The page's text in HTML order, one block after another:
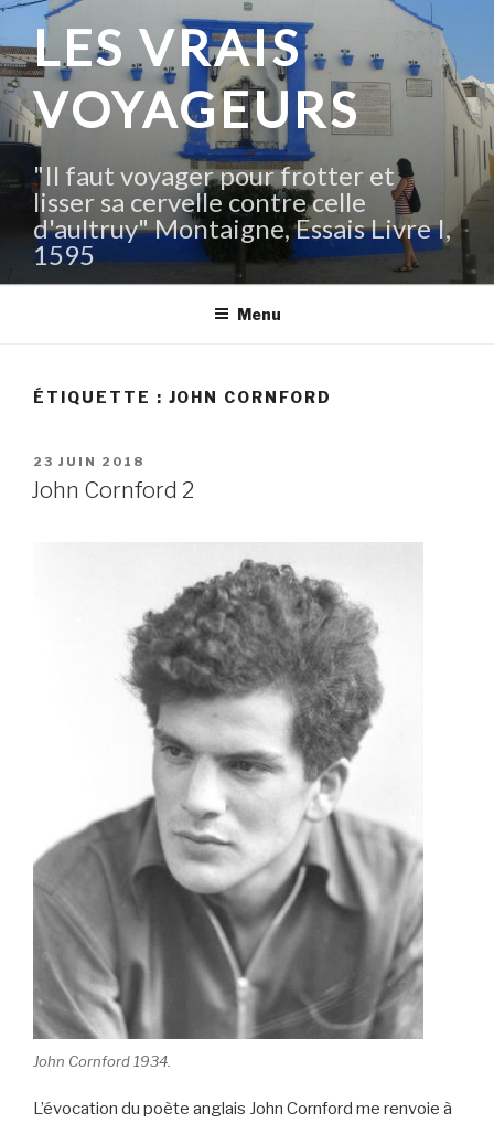
Aller
contenu
principal
LES VRAIS
VOYAGEURS
"Il faut voyager pour frotter et
lisser sa cervelle contre celle
d'aultruy" Montaigne, Essais Livre I,
1595
Menu
ÉTIQUETTE : JOHN CORNFORD
PUBLIÉ
LE
23 JUIN 2018
John Cornford 2
John Cornford 1934.
L’évocation du poète anglais John Cornford me renvoie à